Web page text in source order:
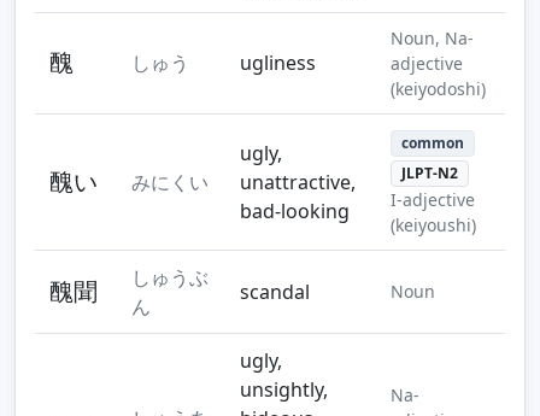
Step 17
醜 しゅう ugliness
Noun, Na-
adjective
(keiyodoshi)
醜い みにくい
ugly,
unattractive,
bad-looking
common
JLPT-N2
I-adjective
(keiyoushi)
醜聞
しゅうぶ
ん
scandal Noun
ugly,
unsightly,
Na-